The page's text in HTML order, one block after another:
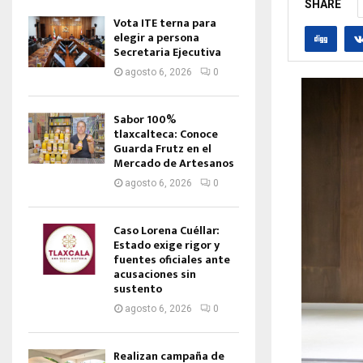
SHARE
Vota ITE terna para
elegir a persona
Secretaria Ejecutiva
agosto 6, 2026 0
Sabor 100%
tlaxcalteca: Conoce
Guarda Frutz en el
Mercado de Artesanos
agosto 6, 2026 0
Caso Lorena Cuéllar:
Estado exige rigor y
fuentes oficiales ante
acusaciones sin
sustento
agosto 6, 2026 0
Realizan campaña de